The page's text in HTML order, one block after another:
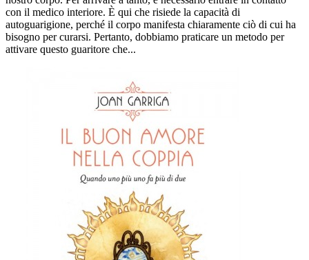
con il medico interiore. È qui che risiede la capacità di
autoguarigione, perché il corpo manifesta chiaramente ciò di cui ha
bisogno per curarsi. Pertanto, dobbiamo praticare un metodo per
attivare questo guaritore che...